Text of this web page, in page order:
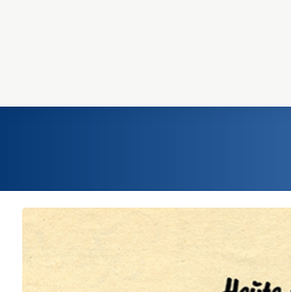
Home
Einst und Heute